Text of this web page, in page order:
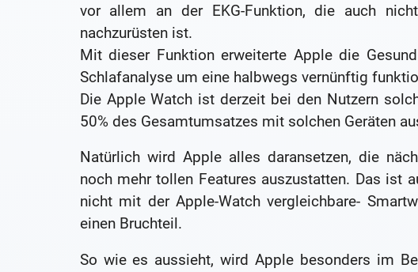
vor allem an der EKG-Funktion, die auch
nachzurüsten ist.
Mit dieser Funktion erweiterte Apple die
Schlafanalyse um eine halbwegs vernünftig
Die Apple Watch ist derzeit bei den Nutzern
50% des Gesamtumsatzes mit solchen Geräten
Natürlich wird Apple alles daransetzen, die
noch mehr tollen Features auszustatten. Das ist
nicht mit der Apple-Watch vergleichbare-
einen Bruchteil.
So wie es aussieht, wird Apple besonders im